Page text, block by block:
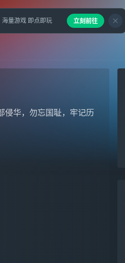
侵华，勿忘国耻，牢记历
海量游戏 即点即玩 立刻前往